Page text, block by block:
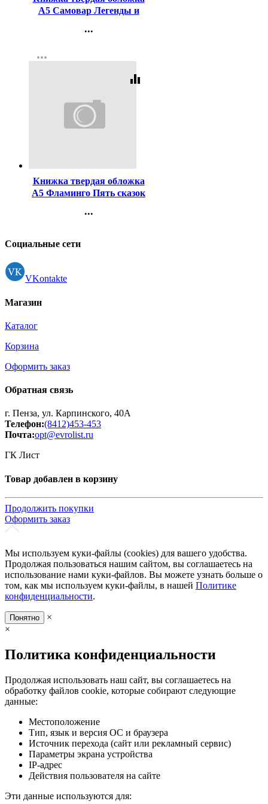
А5 Самовар Легенды и
К-ШБ-34
...
Регистрация
more_horiz
equalizer
Книжка твердая обложка
А5 Фламинго Пять сказок
14490/27520
...
Регистрация
Социальные сети
VKontakte
Магазин
Каталог
Корзина
Оформить заказ
Обратная связь
г. Пенза, ул. Карпинского, 40А
Телефон:(8412)453-453
Почта:opt@evrolist.ru
ГК Лист
Товар добавлен в корзину
Продолжить покупки
Оформить заказ
Мы используем куки-файлы (cookies) для вашего удобства.
Продолжая пользоваться нашим сайтом, вы соглашаетесь на
использование нами куки-файлов. Вы можете узнать больше о
том, как мы используем куки-файлы, в нашей Политике
конфиденциальности.
Понятно
×
×
Политика конфиденциальности
Продолжая использовать наш сайт, вы соглашаетесь на
обработку файлов cookie, которые собирают следующие
данные:
Местоположение
Тип, язык и версия ОС и браузера
Источник перехода (сайт или рекламный сервис)
Параметры экрана устройства
IP-адрес
Действия пользователя на сайте
Эти данные используются для: